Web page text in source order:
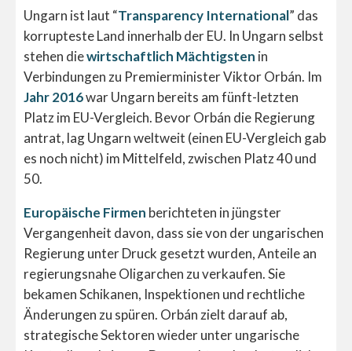
Ungarn ist laut “Transparency International” das
korrupteste Land innerhalb der EU. In Ungarn selbst
stehen diewirtschaftlich Mächtigsten in
Verbindungen zu Premierminister Viktor Orbán. Im
Jahr 2016war Ungarn bereits am fünft-letzten
Platz im EU-Vergleich. Bevor Orbán die Regierung
antrat, lag Ungarn weltweit (einen EU-Vergleich gab
es noch nicht) im Mittelfeld, zwischen Platz 40 und
50.
Europäische Firmen berichteten in jüngster
Vergangenheit davon, dass sie von der ungarischen
Regierung unter Druck gesetzt wurden, Anteile an
regierungsnahe Oligarchen zu verkaufen. Sie
bekamen Schikanen, Inspektionen und rechtliche
Änderungen zu spüren. Orbán zielt darauf ab,
strategische Sektoren wieder unter ungarische